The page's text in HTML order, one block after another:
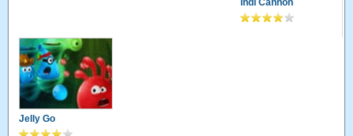
Indi Cannon
Jelly Go